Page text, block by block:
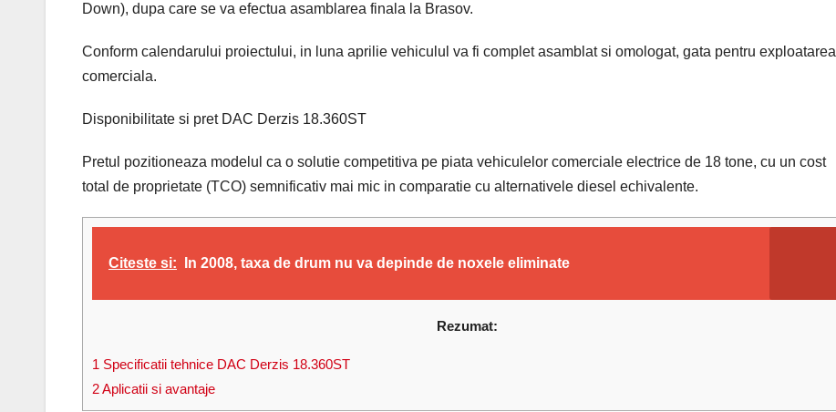
Down), dupa care se va efectua asamblarea finala la Brasov.
Conform calendarului proiectului, in luna aprilie vehiculul va fi complet asamblat si omologat, gata pentru exploatarea
comerciala.
Disponibilitate si pret DAC Derzis 18.360ST
Pretul pozitioneaza modelul ca o solutie competitiva pe piata vehiculelor comerciale electrice de 18 tone, cu un cost
total de proprietate (TCO) semnificativ mai mic in comparatie cu alternativele diesel echivalente.
Citeste si: In 2008, taxa de drum nu va depinde de noxele eliminate
Rezumat:
1 Specificatii tehnice DAC Derzis 18.360ST
2Aplicatii si avantaje